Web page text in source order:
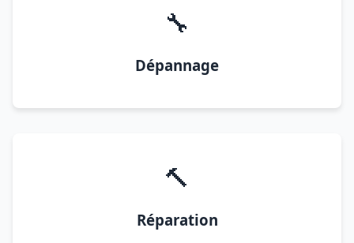
🔧
Dépannage
🔨
Réparation